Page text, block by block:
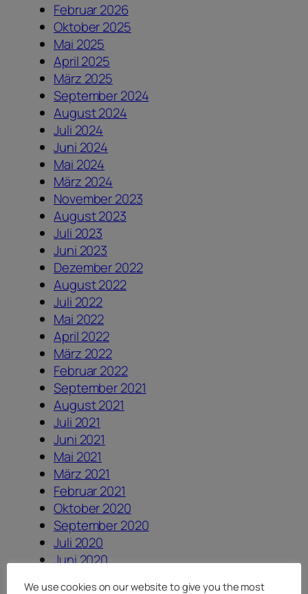
Februar 2026
Oktober 2025
Mai 2025
April 2025
März 2025
September 2024
August 2024
Juli 2024
Juni 2024
Mai 2024
März 2024
November 2023
August 2023
Juli 2023
Juni 2023
Dezember 2022
August 2022
Juli 2022
Mai 2022
April 2022
März 2022
Februar 2022
September 2021
August 2021
Juli 2021
Juni 2021
Mai 2021
März 2021
Februar 2021
Oktober 2020
September 2020
Juli 2020
Juni 2020
We use cookies on our website to give you the most